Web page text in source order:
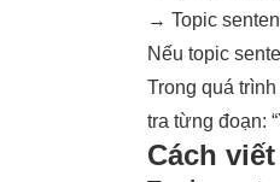
→ Topic
Nếu topic
Trong quá
tra từng đoạn:
Cách